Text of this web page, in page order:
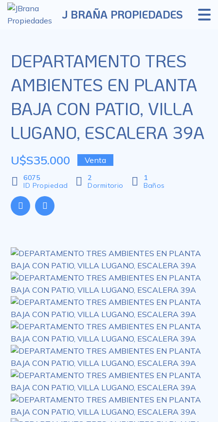
J BRAÑA PROPIEDADES
DEPARTAMENTO TRES
AMBIENTES EN PLANTA
BAJA CON PATIO, VILLA
LUGANO, ESCALERA 39A
U$S35.000 Venta
6075
ID Propiedad
2
Dormitorio
1
Baños